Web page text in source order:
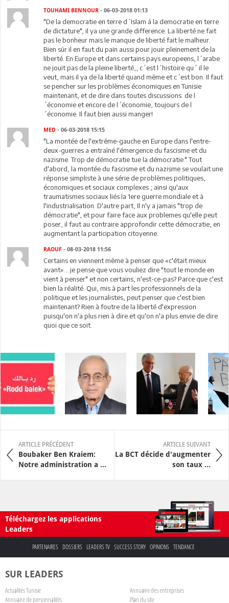
TOUHAMI BENNOUR - 06-03-2018 01:13
"De la democratie en terre d´Islam á la democratie en terre
de dictature", il ya une grande difference. La liberté ne fait
pas le bonheur mais le manque de liberté fait le malheur.
Bien sûr il en faut du pain aussi pour jouir pleinement de la
liberté. En Europe et dans certains pays europeens, l´arabe
ne jouit pas de la pleine liberté,, c´est l´histoire qu´ il le
veut, mais il ya de la liberté quand même et c´est bon. Il faut
se pencher sur les problèmes économiques en Tunisie
maintenant, et de dire dans toutes discussions: de l
´économie et encore de l´économie, toujours de l
´économie. Il faut bien aussi manger!
MED - 06-03-2018 15:15
"La montée de l'extrême-gauche en Europe dans l'entre-
deux-guerres a entraîné l'émergence du fascisme et du
nazisme. Trop de démocratie tue la démocratie." Tout
d'abord, la montée du fascisme et du nazisme se voulait une
réponse simpliste à une série de problèmes politiques,
économiques et sociaux complexes ; ainsi qu'aux
traumatismes sociaux liés la 1ere guerre mondiale et à
l'industrialisation. D'autre part, Il n'y a jamais "trop de
démocratie", et pour faire face aux problemes qu'elle peut
poser, il faut au contraire approfondir cette démocratie, en
augmentant la participation citoyenne.
RAOUF - 08-03-2018 11:56
Certains en viennent même à penser que «c'était mieux
avant»....je pense que vous vouliez dire "tout le monde en
vient à penser" et non certains, n'est-ce-pas? Parce que c'est
bien la réalité. Qui, mis à part les professionnels de la
politique et les journalistes, peut penser que c'est bien
maintenant? Rien à foutre de la liberté d'expression
puisqu'on n'a plus rien à dire et qu'on n'a plus envie de dire
quoi que ce soit.
ARTICLE PRÉCÉDENT
Boubaker Ben Kraiem:
Notre administration a ...
ARTICLE SUIVANT
La BCT décide d'augmenter
son taux ...
Téléchargez les applications
Leaders
PARTENAIRES DOSSIERS LEADERS TV SUCCESS STORY OPINIONS TENDANCE
SUR LEADERS
Actualités Tunisie
Annuaire des entreprises
Annuaire de personnalités
Plan du site